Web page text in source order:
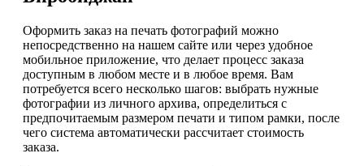
Оформить заказ на печать фотографий можно
непосредственно на нашем сайте или через удобное
мобильное приложение, что делает процесс заказа
доступным в любом месте и в любое время. Вам
потребуется всего несколько шагов: выбрать нужные
фотографии из личного архива, определиться с
предпочитаемым размером печати и типом рамки, после
чего система автоматически рассчитает стоимость
заказа.